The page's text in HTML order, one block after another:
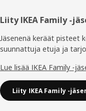
Alatunniste
Liity IKEA Family -
Jäsenenä keräät pisteet
suunnattuja etuja ja
Lue lisää IKEA Family -
Liity IKEA Family -